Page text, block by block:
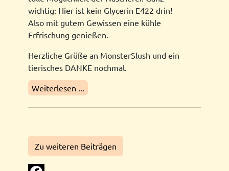
wichtig: Hier ist kein Glycerin E422 drin!
Also mit gutem Gewissen eine kühle
Erfrischung genießen.
Herzliche Grüße an MonsterSlush und ein
tierisches DANKE nochmal.
Weiterlesen ...
Zu weiteren Beiträgen